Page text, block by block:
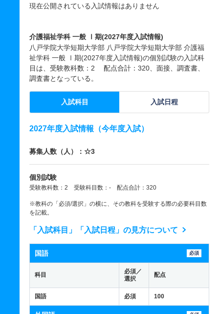
現在公開されている入試情報はありません
介護福祉学科 一般 Ⅰ期(2027年度入試情報)
八戸学院大学短期大学部 八戸学院大学短期大学部 介護福
祉学科 一般 Ⅰ期(2027年度入試情報)の個別試験の入試科
目は、受験教科数：2 配点合計：320、面接、調査書、
調査書となっている。
入試科目 入試日程
2027年度入試情報（今年度入試）
募集人数（人）：☆3
個別試験
受験教科数：2 受験科目数：- 配点合計：320
※教科の「必須/選択」の横に、その教科を受験する際の必要科目数
を記載。
「入試科目」「入試日程」の見方について
国語 必須
科目
必須／
選択
配点
国語 必須 100